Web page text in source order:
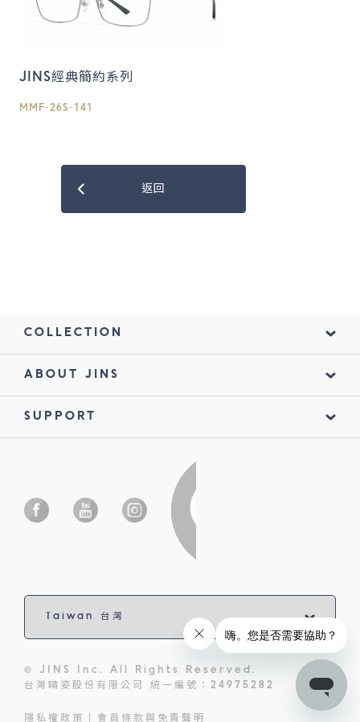
JINS經典簡約系列
MMF-26S-141
返回
COLLECTION
ABOUT JINS
SUPPORT
© JINS Inc. All Rights Reserved.
台灣睛姿股份有限公司 統一編號：24975282
隱私權政策 會員條款與免責聲明